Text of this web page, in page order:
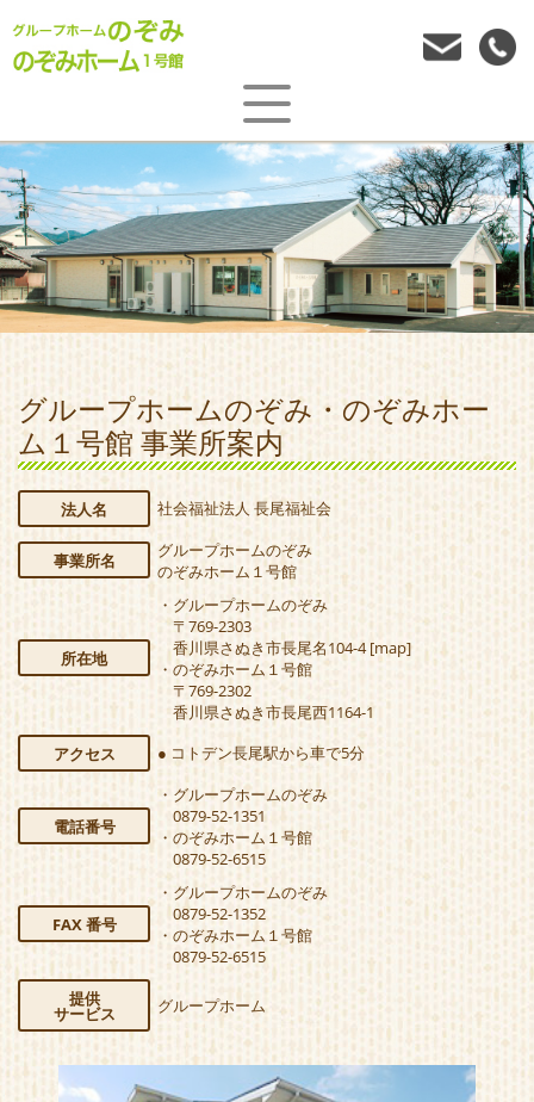
グループホームのぞみ・のぞみホー
ム１号館 事業所案内
法人名 社会福祉法人 長尾福祉会
事業所名
グループホームのぞみ
のぞみホーム１号館
所在地
・グループホームのぞみ
〒769-2303
香川県さぬき市長尾名104-4[map]
・のぞみホーム１号館
〒769-2302
香川県さぬき市長尾西1164-1
アクセス
● コトデン長尾駅から車で5分
電話番号
・グループホームのぞみ
0879-52-1351
・のぞみホーム１号館
0879-52-6515
FAX 番号
・グループホームのぞみ
0879-52-1352
・のぞみホーム１号館
0879-52-6515
提供
サービス グループホーム